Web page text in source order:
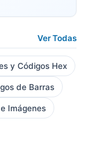
Ver Todas
y Códigos Hex
de Barras
Imágenes